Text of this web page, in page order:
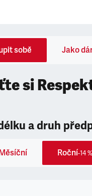
sobě Jako
si
a druh
Roční-14 %